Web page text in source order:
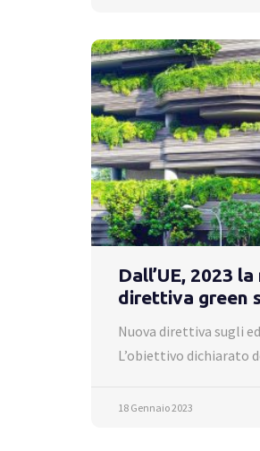
Dall’UE, 2023
direttiva green
Nuova direttiva sugli
L’obiettivo dichiarato
18 Gennaio 2023